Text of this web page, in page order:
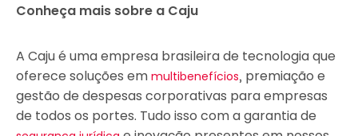
Conheça mais sobre a Caju
A Caju é uma empresa brasileira de tecnologia que
oferece soluções em multibenefícios, premiação e
gestão de despesas corporativas para empresas
de todos os portes. Tudo isso com a garantia de